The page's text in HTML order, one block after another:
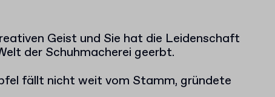
Geist und Sie hat die Leidenschaft
der Schuhmacherei geerbt.
fällt nicht weit vom Stamm, gründete